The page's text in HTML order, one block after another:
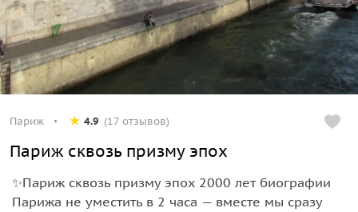
Париж 4.9 (17 отзывов)
Париж сквозь призму эпох
✨Париж сквозь призму эпох 2000 лет биографии
Парижа не уместить в 2 часа — вместе мы сразу